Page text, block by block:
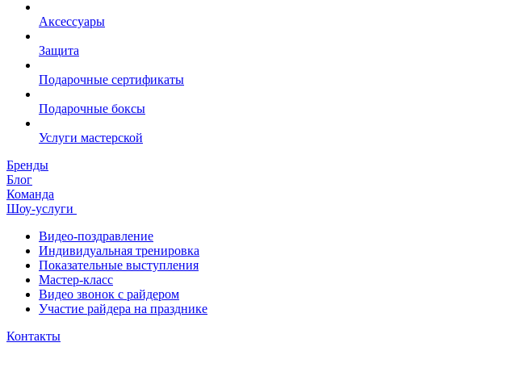
Аксессуары
Защита
Подарочные сертификаты
Подарочные боксы
Услуги мастерской
Бренды
Блог
Команда
Шоу-услуги
Видео-поздравление
Индивидуальная тренировка
Показательные выступления
Мастер-класс
Видео звонок с райдером
Участие райдера на празднике
Контакты